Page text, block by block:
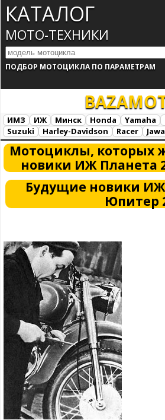
КАТАЛОГ
МОТО-ТЕХНИКИ
ПОДБОР МОТОЦИКЛА ПО ПАРАМЕТРАМ
BAZA
ИМЗ ИЖ Минск Honda Yamaha
Suzuki
Harley-Davidson Racer Jawa
Все марки
Загрузка...
Мотоциклы, которых
новики ИЖ Планета
Будущие новики ИЖ
Юпитер